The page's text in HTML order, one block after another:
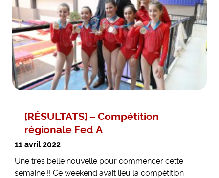
[RÉSULTATS] – Compétition
régionale Fed A
11 avril 2022
Une très belle nouvelle pour commencer cette
semaine !! Ce weekend avait lieu la compétition